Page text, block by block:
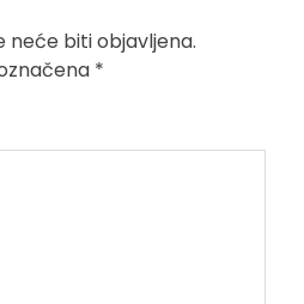
biti objavljena.
*